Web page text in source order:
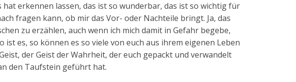
hat erkennen lassen, das ist so wunderbar, das ist so wichtig für
fragen kann, ob mir das Vor- oder Nachteile bringt. Ja, das
zu erzählen, auch wenn ich mich damit in Gefahr begebe,
ist es, so können es so viele von euch aus ihrem eigenen Leben
der Geist der Wahrheit, der euch gepackt und verwandelt
den Taufstein geführt hat.